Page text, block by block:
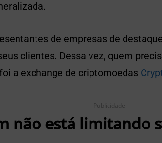
de empresas de
clientes. Dessa vez, quem
a exchange de criptomoedas
Publicidade
não está limitando